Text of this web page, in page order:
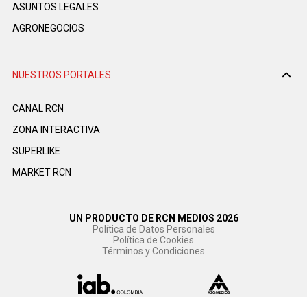
ASUNTOS LEGALES
AGRONEGOCIOS
NUESTROS PORTALES
CANAL RCN
ZONA INTERACTIVA
SUPERLIKE
MARKET RCN
UN PRODUCTO DE RCN MEDIOS 2026
Política de Datos Personales
Política de Cookies
Términos y Condiciones